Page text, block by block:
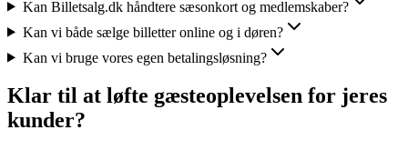
Kan Billetsalg.dk håndtere sæsonkort og medlemskaber?
Kan vi både sælge billetter online og i døren?
Kan vi bruge vores egen betalingsløsning?
Klar til at løfte gæsteoplevelsen for jeres
kunder?